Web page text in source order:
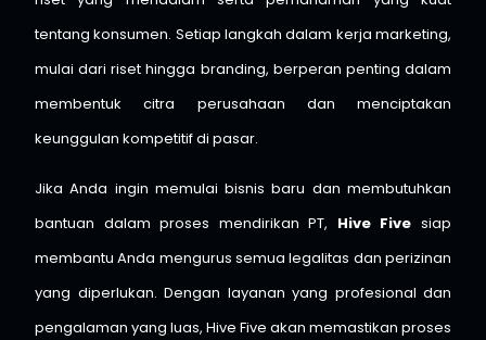
tentang konsumen. Setiap langkah dalam kerja marketing,
mulai dari riset hingga branding, berperan penting dalam
membentuk citra perusahaan dan menciptakan
keunggulan kompetitif di pasar.
Jika Anda ingin memulai bisnis baru dan membutuhkan
bantuan dalam proses mendirikan PT, Hive Five siap
membantu Anda mengurus semua legalitas dan perizinan
yang diperlukan. Dengan layanan yang profesional dan
pengalaman yang luas, Hive Five akan memastikan proses